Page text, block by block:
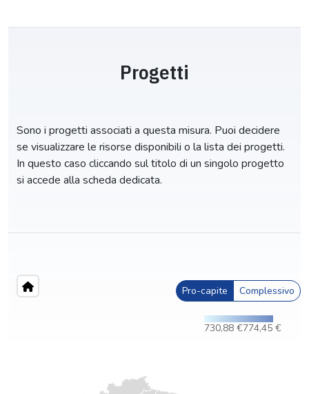
Progetti
Sono i progetti associati a questa misura. Puoi decidere
se visualizzare le risorse disponibili o la lista dei progetti.
In questo caso cliccando sul titolo di un singolo progetto
si accede alla scheda dedicata.
Pro-capite Complessivo
730,88 €774,45 €